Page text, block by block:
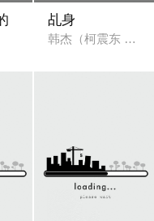
女西装师”为主角的职人
乩身
韩杰（柯震东 饰）